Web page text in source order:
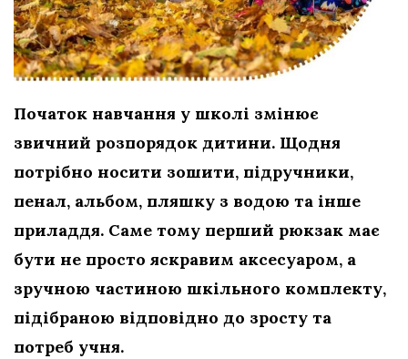
Початок навчання у школі змінює
звичний розпорядок дитини. Щодня
потрібно носити зошити, підручники,
пенал, альбом, пляшку з водою та інше
приладдя. Саме тому перший рюкзак має
бути не просто яскравим аксесуаром, а
зручною частиною шкільного комплекту,
підібраною відповідно до зросту та
потреб учня.